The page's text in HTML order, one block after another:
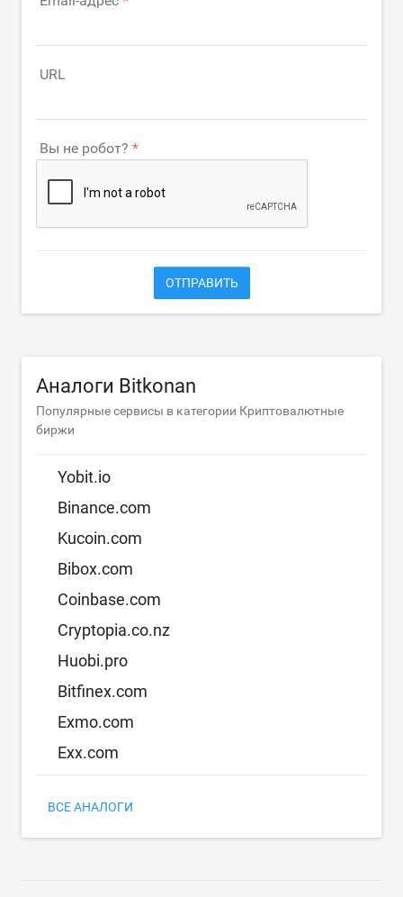
URL
Вы не робот?
ОТПРАВИТЬ
Аналоги Bitkonan
Популярные сервисы в категории Криптовалютные
биржи
Yobit.io
Binance.com
Kucoin.com
Bibox.com
Coinbase.com
Cryptopia.co.nz
Huobi.pro
Bitfinex.com
Exmo.com
Exx.com
ВСЕ АНАЛОГИ